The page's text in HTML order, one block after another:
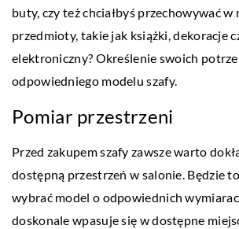
buty, czy też chciałbyś przechowywać
przedmioty, takie jak książki, dekoracje
elektroniczny? Określenie swoich
odpowiedniego modelu szafy.
Pomiar przestrzeni
Przed zakupem szafy zawsze warto
dostępną przestrzeń w salonie. Będzie
wybrać model o odpowiednich
doskonale wpasuje się w dostępne